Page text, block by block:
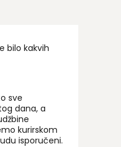
bilo kakvih
sve
dana, a
kurirskom
isporučeni.